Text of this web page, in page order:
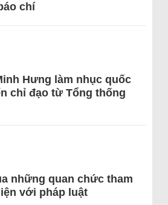
chí
Hưng làm nhục quốc
chỉ đạo từ Tổng thống
những quan chức tham
với pháp luật